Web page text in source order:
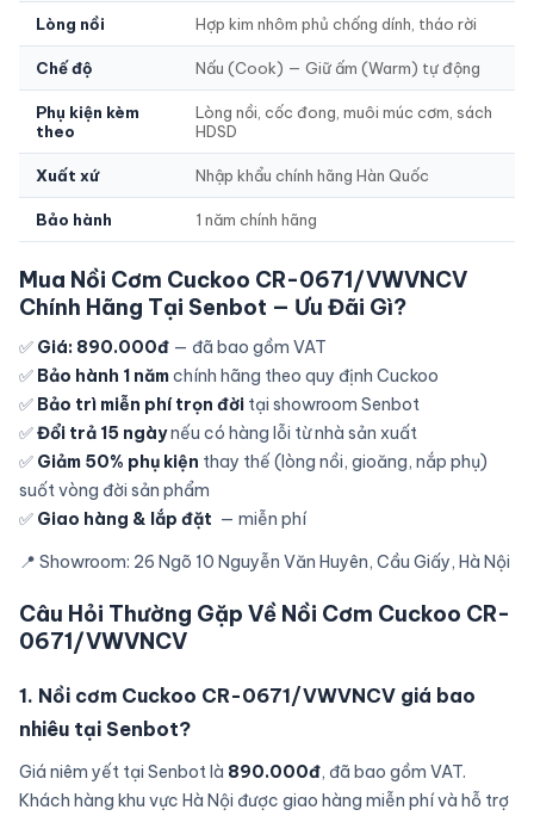
Lòng nồi Hợp kim nhôm phủ chống dính, tháo rời
Chế độ Nấu (Cook) — Giữ ấm (Warm) tự động
Phụ kiện kèm
theo
Lòng nồi, cốc đong, muôi múc cơm, sách
HDSD
Xuất xứ Nhập khẩu chính hãng Hàn Quốc
Bảo hành 1 năm chính hãng
Mua Nồi Cơm Cuckoo CR-0671/VWVNCV
Chính Hãng Tại Senbot — Ưu Đãi Gì?
✅ Giá: 890.000đ — đã bao gồm VAT
✅ Bảo hành 1 nămchính hãng theo quy định Cuckoo
✅ Bảo trì miễn phí trọn đời tại showroom Senbot
✅Đổi trả 15 ngàynếu có hàng lỗi từ nhà sản xuất
✅ Giảm 50% phụ kiện thay thế (lòng nồi, gioăng, nắp phụ)
suốt vòng đời sản phẩm
✅ Giao hàng & lắp đặt — miễn phí
📍 Showroom: 26 Ngõ 10 Nguyễn Văn Huyên, Cầu Giấy, Hà Nội
Câu Hỏi Thường Gặp Về Nồi Cơm Cuckoo CR-
0671/VWVNCV
1. Nồi cơm Cuckoo CR-0671/VWVNCV giá bao
nhiêu tại Senbot?
Giá niêm yết tại Senbot là 890.000đ, đã bao gồm VAT.
Khách hàng khu vực Hà Nội được giao hàng miễn phí và hỗ trợ